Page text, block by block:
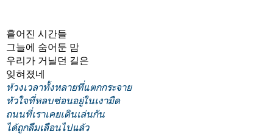
흩어진 시간들
그늘에 숨어둔 맘
우리가 거닐던 길은
잊혀졌네
ห้วงเวลาทั้งหลายที่แตกกระจาย
หัวใจที่หลบซ่อนอยู่ในเงามืด
ถนนที่เราเคยเดินเล่นกัน
ได้ถูกลืมเลือนไปแล้ว